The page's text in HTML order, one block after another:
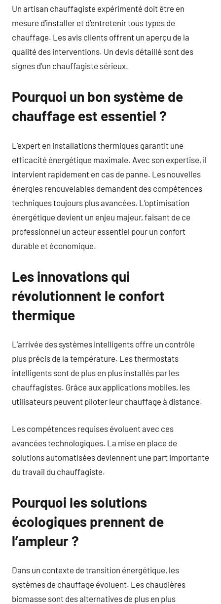
Un artisan chauffagiste expérimenté doit être en
mesure d’installer et d’entretenir tous types de
chauffage. Les avis clients offrent un aperçu de la
qualité des interventions. Un devis détaillé sont des
signes d’un chauffagiste sérieux.
Pourquoi un bon système de
chauffage est essentiel ?
L’expert en installations thermiques garantit une
efficacité énergétique maximale. Avec son expertise, il
intervient rapidement en cas de panne. Les nouvelles
énergies renouvelables demandent des compétences
techniques toujours plus avancées. L’optimisation
énergétique devient un enjeu majeur, faisant de ce
professionnel un acteur essentiel pour un confort
durable et économique.
Les innovations qui
révolutionnent le confort
thermique
L’arrivée des systèmes intelligents offre un contrôle
plus précis de la température. Les thermostats
intelligents sont de plus en plus installés par les
chauffagistes. Grâce aux applications mobiles, les
utilisateurs peuvent piloter leur chauffage à distance.
Les compétences requises évoluent avec ces
avancées technologiques. La mise en place de
solutions automatisées deviennent une part importante
du travail du chauffagiste.
Pourquoi les solutions
écologiques prennent de
l’ampleur ?
Dans un contexte de transition énergétique, les
systèmes de chauffage évoluent. Les chaudières
biomasse sont des alternatives de plus en plus